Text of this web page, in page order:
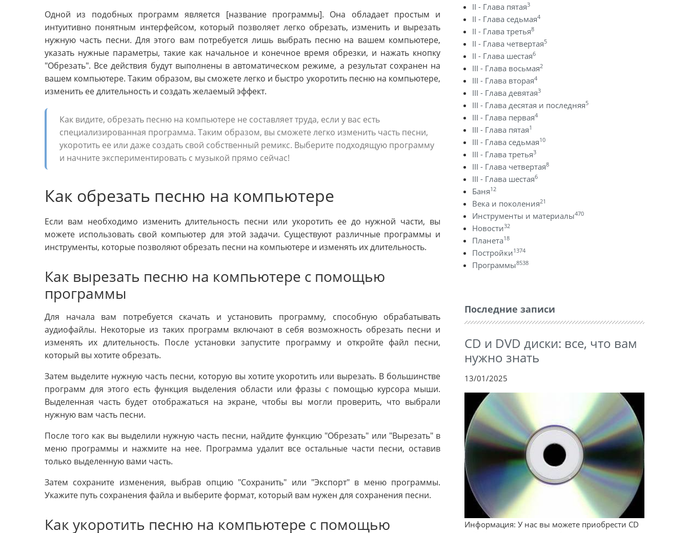
Одной из подобных программ является [название программы]. Она обладает простым и
интуитивно понятным интерфейсом, который позволяет легко обрезать, изменить и вырезать
нужную часть песни. Для этого вам потребуется лишь выбрать песню на вашем компьютере,
указать нужные параметры, такие как начальное и конечное время обрезки, и нажать кнопку
"Обрезать". Все действия будут выполнены в автоматическом режиме, а результат сохранен на
вашем компьютере. Таким образом, вы сможете легко и быстро укоротить песню на компьютере,
изменить ее длительность и создать желаемый эффект.
Как видите, обрезать песню на компьютере не составляет труда, если у вас есть
специализированная программа. Таким образом, вы сможете легко изменить часть песни,
укоротить ее или даже создать свой собственный ремикс. Выберите подходящую программу
и начните экспериментировать с музыкой прямо сейчас!
Как обрезать песню на компьютере
Если вам необходимо изменить длительность песни или укоротить ее до нужной части, вы
можете использовать свой компьютер для этой задачи. Существуют различные программы и
инструменты, которые позволяют обрезать песни на компьютере и изменять их длительность.
Как вырезать песню на компьютере с помощью
программы
Для начала вам потребуется скачать и установить программу, способную обрабатывать
аудиофайлы. Некоторые из таких программ включают в себя возможность обрезать песни и
изменять их длительность. После установки запустите программу и откройте файл песни,
который вы хотите обрезать.
Затем выделите нужную часть песни, которую вы хотите укоротить или вырезать. В большинстве
программ для этого есть функция выделения области или фразы с помощью курсора мыши.
Выделенная часть будет отображаться на экране, чтобы вы могли проверить, что выбрали
нужную вам часть песни.
После того как вы выделили нужную часть песни, найдите функцию "Обрезать" или "Вырезать" в
меню программы и нажмите на нее. Программа удалит все остальные части песни, оставив
только выделенную вами часть.
Затем сохраните изменения, выбрав опцию "Сохранить" или "Экспорт" в меню программы.
Укажите путь сохранения файла и выберите формат, который вам нужен для сохранения песни.
Как укоротить песню на компьютере с помощью
II - Глава пятая3
II - Глава седьмая4
II - Глава третья8
II - Глава четвертая5
II - Глава шестая6
III - Глава восьмая2
III - Глава вторая4
III - Глава девятая3
III - Глава десятая и последняя5
III - Глава первая4
III - Глава пятая1
III - Глава седьмая10
III - Глава третья3
III - Глава четвертая8
III - Глава шестая6
Баня12
Века и поколения21
Инструменты и материалы470
Новости32
Планета18
Постройки1374
Программы8538
Последние записи
CD и DVD диски: все, что вам
нужно знать
13/01/2025
Информация: У нас вы можете приобрести CD